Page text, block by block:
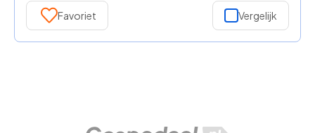
Favoriet Vergelijk